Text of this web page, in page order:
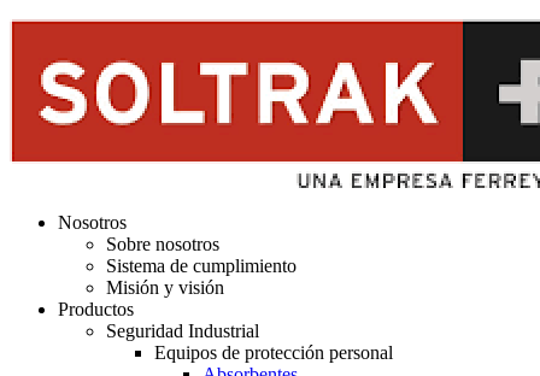
Nosotros
Sobre nosotros
Sistema de cumplimiento
Misión y visión
Productos
Seguridad Industrial
Equipos de protección personal